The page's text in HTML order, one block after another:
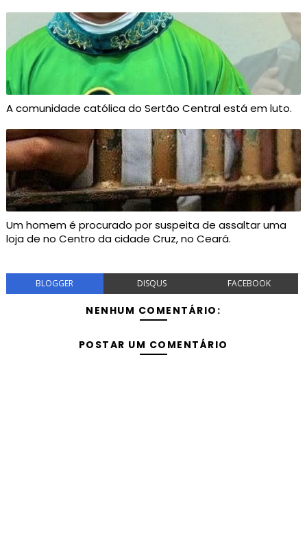
A comunidade católica do Sertão Central está em luto.
Um homem é procurado por suspeita de assaltar uma
loja de no Centro da cidade Cruz, no Ceará.
BLOGGER DISQUS FACEBOOK
NENHUM COMENTÁRIO:
POSTAR UM COMENTÁRIO